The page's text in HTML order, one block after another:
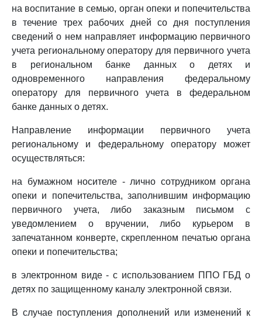
на воспитание в семью, орган опеки и попечительства
в течение трех рабочих дней со дня поступления
сведений о нем направляет информацию первичного
учета региональному оператору для первичного учета
в региональном банке данных о детях и
одновременного направления федеральному
оператору для первичного учета в федеральном
банке данных о детях.
Направление информации первичного учета
региональному и федеральному оператору может
осуществляться:
на бумажном носителе - лично сотрудником органа
опеки и попечительства, заполнившим информацию
первичного учета, либо заказным письмом с
уведомлением о вручении, либо курьером в
запечатанном конверте, скрепленном печатью органа
опеки и попечительства;
в электронном виде - с использованием ППО ГБД о
детях по защищенному каналу электронной связи.
В случае поступления дополнений или изменений к